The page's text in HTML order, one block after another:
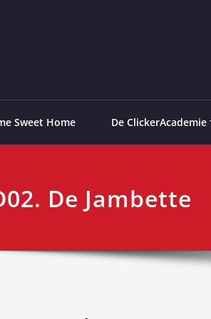
Sweet Home De ClickerAcademie
De Jambette